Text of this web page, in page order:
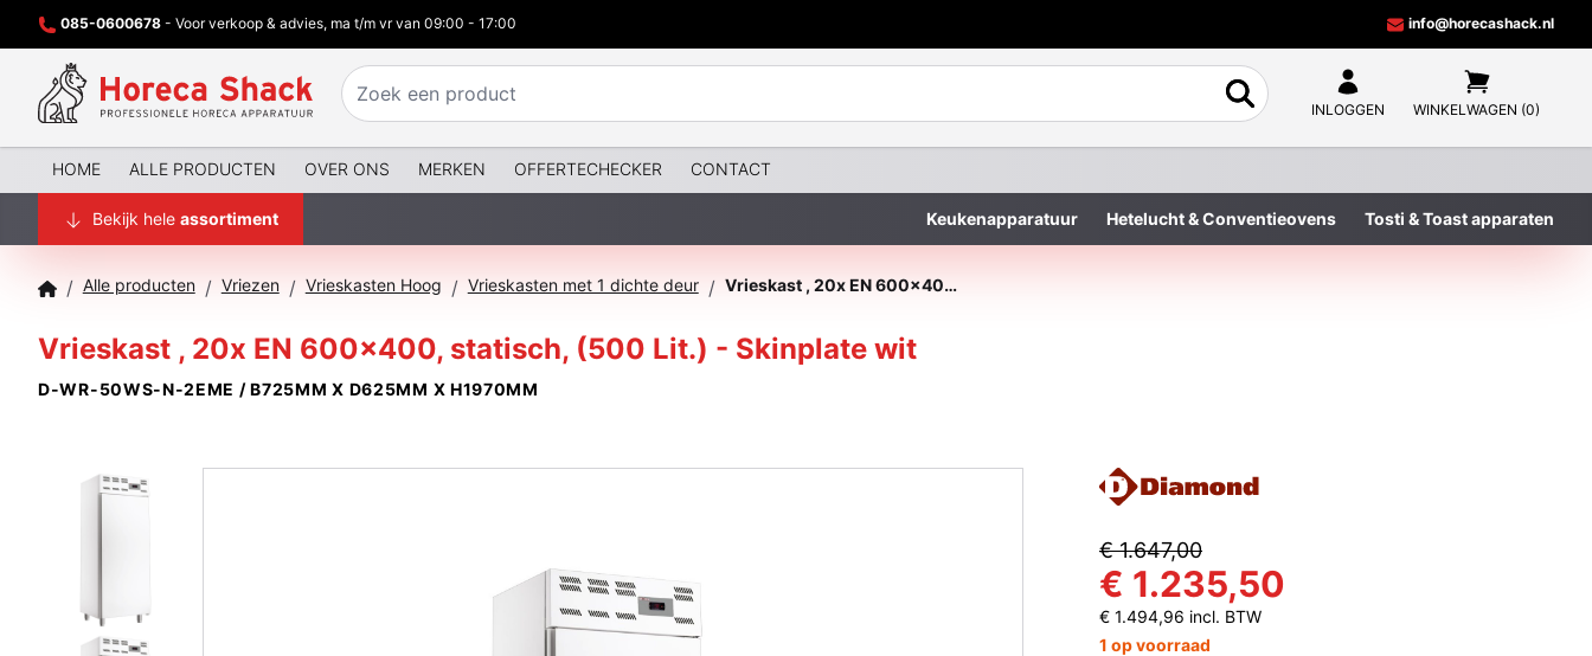
085-0600678 - Voor verkoop & advies, ma t/m vr van 09:00 - 17:00 info@horecashack.nl
INLOGGEN WINKELWAGEN (0)
HOME ALLE PRODUCTEN OVER ONS MERKEN OFFERTECHECKER CONTACT
Bekijk hele assortiment Keukenapparatuur Hetelucht & Conventieovens Tosti & Toast apparaten
/ Alle producten / Vriezen / Vrieskasten Hoog / Vrieskasten met 1 dichte deur / Vrieskast , 20x EN 600x400, statisch, (500 Lit.) - Skinplate wit
Vrieskast , 20x EN 600x400, statisch, (500 Lit.) - Skinplate wit
D-WR-50WS-N-2EME / B725MM X D625MM X H1970MM
€ 1.647,00
€ 1.235,50
€ 1.494,96 incl. BTW
1 op voorraad